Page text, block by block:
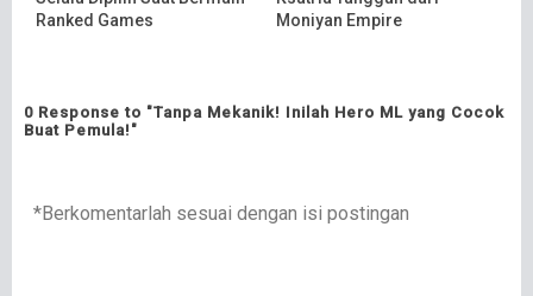
Ranked Games
Moniyan Empire
0 Response to "Tanpa Mekanik! Inilah Hero ML yang Cocok
Buat Pemula!"
*Berkomentarlah sesuai dengan isi postingan